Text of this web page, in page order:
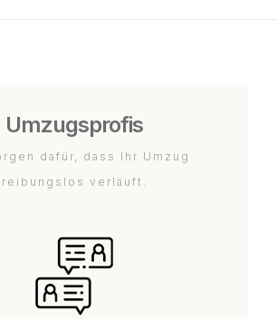
Umzugsprofis
dafür, dass Ihr Umzug
reibungslos verläuft.